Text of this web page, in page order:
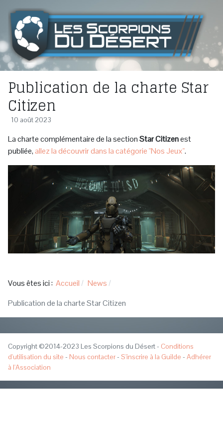
Publication de la charte Star
Citizen
10 août 2023
La charte complémentaire de la sectionStar Citizenest
publiée,allez la découvrir dans la catégorie "Nos Jeux".
Vous êtes ici : Accueil
News
Publication de la charte Star Citizen
Copyright ©2014-2023 Les Scorpions du Désert - Conditions
d'utilisation du site - Nous contacter- S'inscrire à la Guilde - Adhérer
à l'Association